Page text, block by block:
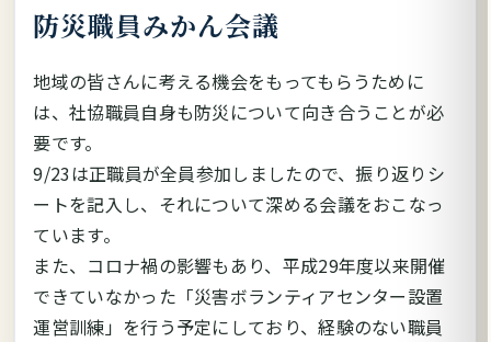
防災職員みかん会議
地域の皆さんに考える機会をもってもらうために
は、社協職員自身も防災について向き合うことが必
要です。
9/23は正職員が全員参加しましたので、振り返りシ
ートを記入し、それについて深める会議をおこなっ
ています。
また、コロナ禍の影響もあり、平成29年度以来開催
できていなかった「災害ボランティアセンター設置
運営訓練」を行う予定にしており、経験のない職員